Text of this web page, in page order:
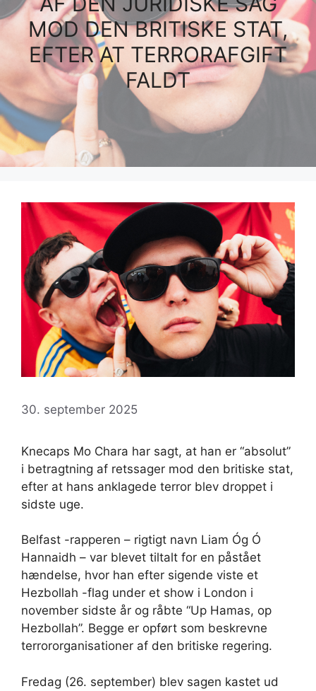
MOD DEN BRITISKE STAT,
EFTER AT TERRORAFGIFT
FALDT
30. september 2025
Knecaps Mo Chara har sagt, at han er “absolut”
i betragtning af retssager mod den britiske stat,
efter at hans anklagede terror blev droppet i
sidste uge.
Belfast -rapperen – rigtigt navn Liam Óg Ó
Hannaidh – var blevet tiltalt for en påstået
hændelse, hvor han efter sigende viste et
Hezbollah -flag under et show i London i
november sidste år og råbte “Up Hamas, op
Hezbollah”. Begge er opført som beskrevne
terrororganisationer af den britiske regering.
Fredag ​​(26. september) blev sagen kastet ud